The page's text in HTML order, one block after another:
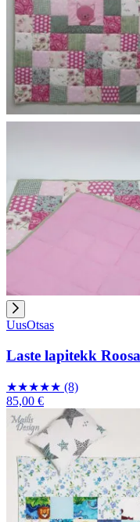
UusOtsas
Laste lapitekk
★★★★★ (8)
85,00 €